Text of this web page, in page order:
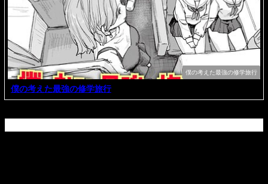
僕の考えた最強の修学旅行
僕の考えた最強の修学旅行